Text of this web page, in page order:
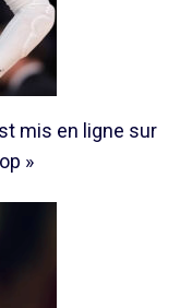
mis en ligne sur
»